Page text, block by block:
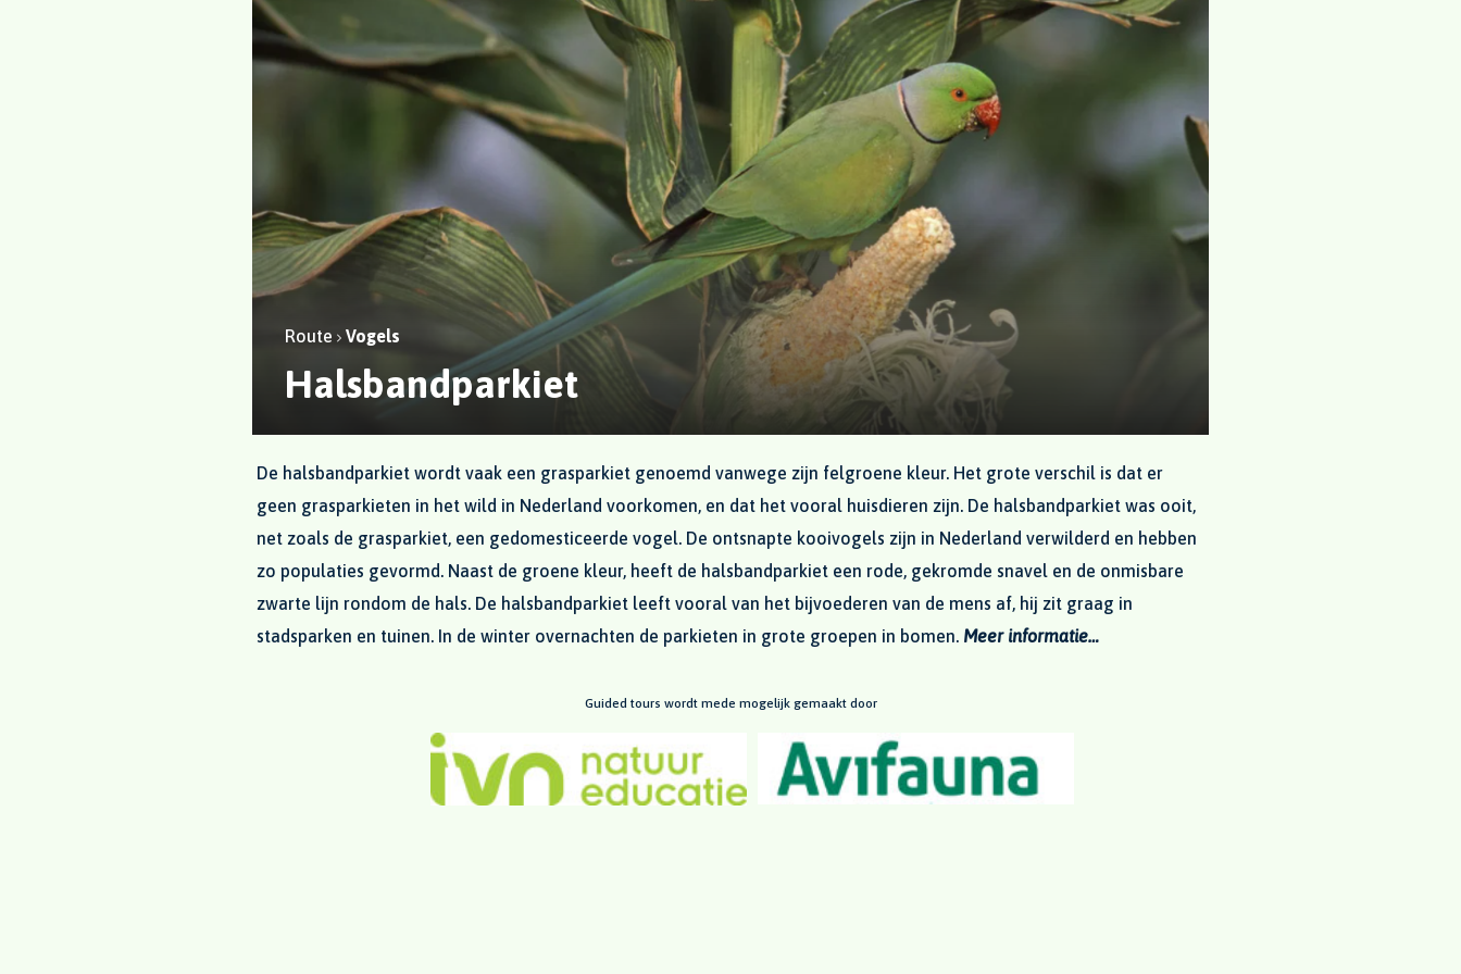
Route Vogels
Halsbandparkiet
De halsbandparkiet wordt vaak een grasparkiet genoemd vanwege zijn felgroene kleur. Het grote verschil is dat er
geen grasparkieten in het wild in Nederland voorkomen, en dat het vooral huisdieren zijn. De halsbandparkiet was ooit,
net zoals de grasparkiet, een gedomesticeerde vogel. De ontsnapte kooivogels zijn in Nederland verwilderd en hebben
zo populaties gevormd. Naast de groene kleur, heeft de halsbandparkiet een rode, gekromde snavel en de onmisbare
zwarte lijn rondom de hals. De halsbandparkiet leeft vooral van het bijvoederen van de mens af, hij zit graag in
stadsparken en tuinen. In de winter overnachten de parkieten in grote groepen in bomen. Meer informatie…
Guided tours wordt mede mogelijk gemaakt door